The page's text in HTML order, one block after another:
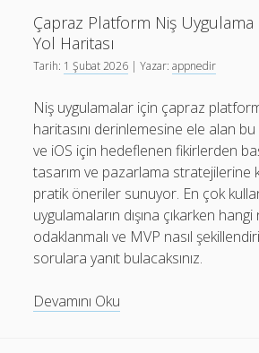
Sosyal Medya
Verimlilik
Son yorumlar
Görüntülenecek bir yorum yok.
İçin
MVP
Haritası
Çapraz Platform Niş Uygulama
Yol Haritası
Tarih: 1 Şubat 2026 | Yazar:appnedir
Niş uygulamalar için çapraz
haritasını derinlemesine ele alan
ve iOS için hedeflenen fikirlerden
tasarım ve pazarlama stratejilerine
pratik öneriler sunuyor. En çok
uygulamaların dışına çıkarken
odaklanmalı ve MVP nasıl
sorulara yanıt bulacaksınız.
Devamını Oku